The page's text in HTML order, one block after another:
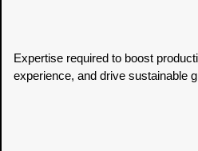
Expertise required to boost
experience, and drive sustainable